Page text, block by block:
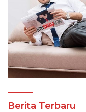
Berita Terbaru